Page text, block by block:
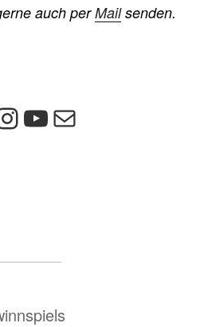
auch perMailsenden.
YouTube
E-Mail